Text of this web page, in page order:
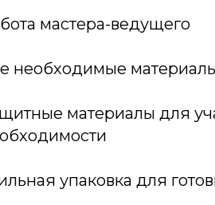
мастера-ведущего
необходимые
материалы для
упаковка для